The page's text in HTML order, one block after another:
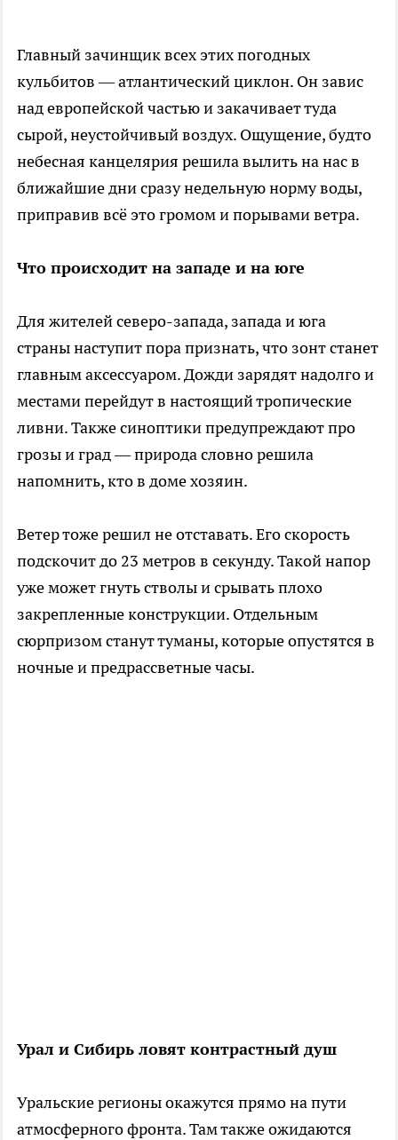
Главный зачинщик всех этих погодных
кульбитов — атлантический циклон. Он завис
над европейской частью и закачивает туда
сырой, неустойчивый воздух. Ощущение, будто
небесная канцелярия решила вылить на нас в
ближайшие дни сразу недельную норму воды,
приправив всё это громом и порывами ветра.
Что происходит на западе и на юге
Для жителей северо-запада, запада и юга
страны наступит пора признать, что зонт станет
главным аксессуаром. Дожди зарядят надолго и
местами перейдут в настоящий тропические
ливни. Также синоптики предупреждают про
грозы и град — природа словно решила
напомнить, кто в доме хозяин.
Ветер тоже решил не отставать. Его скорость
подскочит до 23 метров в секунду. Такой напор
уже может гнуть стволы и срывать плохо
закрепленные конструкции. Отдельным
сюрпризом станут туманы, которые опустятся в
ночные и предрассветные часы.
Урал и Сибирь ловят контрастный душ
Уральские регионы окажутся прямо на пути
атмосферного фронта. Там также ожидаются